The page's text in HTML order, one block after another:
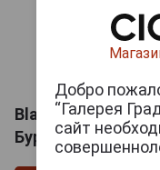
Blaufrankisch
Бургенланд 0.75л
Добро
“Галерея
сайт